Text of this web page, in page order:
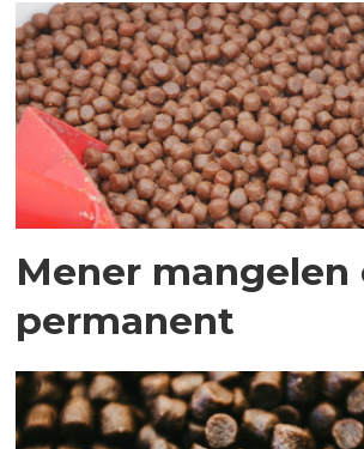
Mener mangelen
permanent